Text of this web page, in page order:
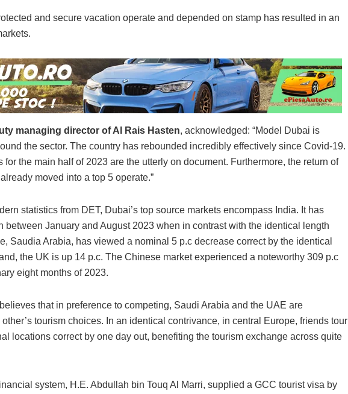
and secure vacation operate and depended on stamp has resulted in an
managing director of Al Rais Hasten, acknowledged: “Model Dubai is
the sector. The country has rebounded incredibly effectively since Covid-19.
for the main half of 2023 are the utterly on document. Furthermore, the return of
moved into a top 5 operate.”
statistics from DET, Dubai’s top source markets encompass India. It has
between January and August 2023 when in contrast with the identical length
Saudia Arabia, has viewed a nominal 5 p.c decrease correct by the identical
the UK is up 14 p.c. The Chinese market experienced a noteworthy 309 p.c
eight months of 2023.
that in preference to competing, Saudi Arabia and the UAE are
tourism choices. In an identical contrivance, in central Europe, friends tour
locations correct by one day out, benefiting the tourism exchange across quite
system, H.E. Abdullah bin Touq Al Marri, supplied a GCC tourist visa by